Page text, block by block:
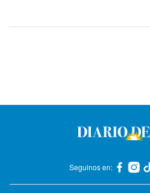
Seguinos en: